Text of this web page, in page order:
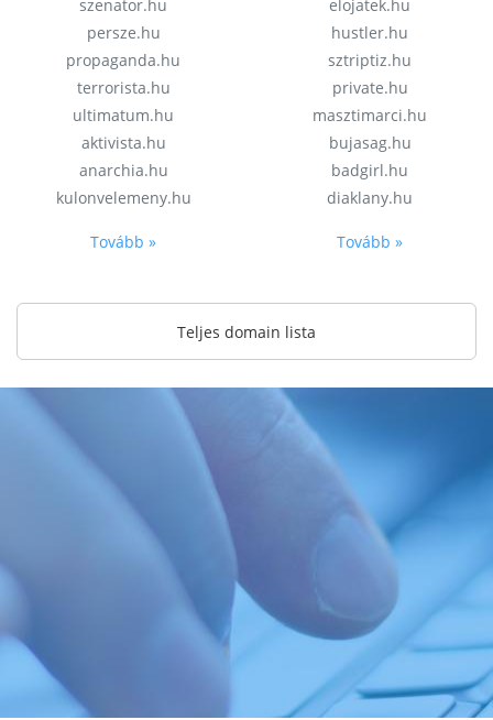
szenator.hu
persze.hu
propaganda.hu
terrorista.hu
ultimatum.hu
aktivista.hu
anarchia.hu
kulonvelemeny.hu
Tovább »
elojatek.hu
hustler.hu
sztriptiz.hu
private.hu
masztimarci.hu
bujasag.hu
badgirl.hu
diaklany.hu
Tovább »
Teljes domain lista